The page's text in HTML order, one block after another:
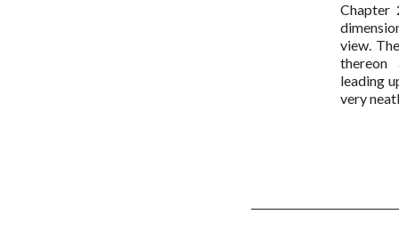
Chapter
view.
thereon
leading
very